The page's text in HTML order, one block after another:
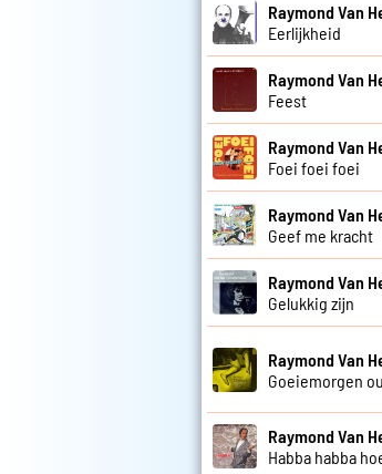
Raymond Van
Eerlijkheid
Raymond Van
Feest
Raymond Van
Foei foei foei
Raymond Van
Geef me kracht
Raymond Van
Gelukkig zijn
Raymond Van
Goeiemorgen
Raymond Van
Habba habba